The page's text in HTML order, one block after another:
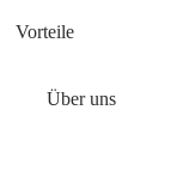
Vorteile
Über uns